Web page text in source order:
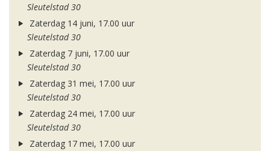
Sleutelstad 30
Zaterdag 14 juni, 17.00 uur
Sleutelstad 30
Zaterdag 7 juni, 17.00 uur
Sleutelstad 30
Zaterdag 31 mei, 17.00 uur
Sleutelstad 30
Zaterdag 24 mei, 17.00 uur
Sleutelstad 30
Zaterdag 17 mei, 17.00 uur